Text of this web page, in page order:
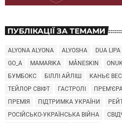
ПУБЛІКАЦІЇ ЗА ТЕМАМИ
ALYONA ALYONA ALYOSHA DUA LIPA
GO_A
MAMARIKA MÅNESKIN
БУМБОКС
БІЛЛІ АЙЛІШ КАНЬЄ
ТЕЙЛОР СВІФТ
ГАСТРОЛІ
ПРЕМІЯ
ПІДТРИМКА УКРАЇНИ
РОСІЙСЬКО-УКРАЇНСЬКА ВІЙНА